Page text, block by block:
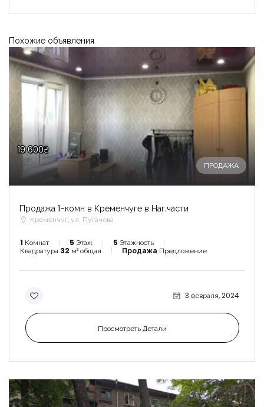
Похожие объявления
19 600₴
ПРОДАЖА
Продажа 1-комн в Кременчуге в Наг.части
Кременчуг, ул. Пугачева
1 Комнат 5 Этаж 5 Этажность
Квадратура 32 м² общая Продажа Предложение
3 февраля, 2024
Просмотреть Детали